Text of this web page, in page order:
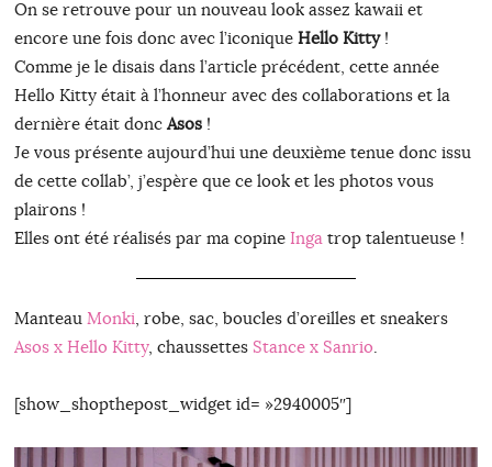
On se retrouve pour un nouveau look assez kawaii et
encore une fois donc avec l’iconique Hello Kitty!
Comme je le disais dans l’article précédent, cette année
Hello Kitty était à l’honneur avec des collaborations et la
dernière était donc Asos!
Je vous présente aujourd’hui une deuxième tenue donc issu
de cette collab’, j’espère que ce look et les photos vous
plairons !
Elles ont été réalisés par ma copine Ingatrop talentueuse !
Manteau Monki, robe, sac, boucles d’oreilles et sneakers
Asos x Hello Kitty, chaussettes Stance x Sanrio.
[show_shopthepost_widget id= »2940005″]